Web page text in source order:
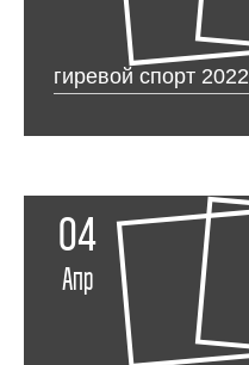
гиревой спорт 2022
04
Апр